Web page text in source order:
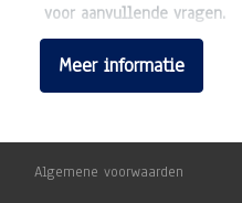
voor aanvullende vragen.
Meer informatie
Algemene voorwaarden